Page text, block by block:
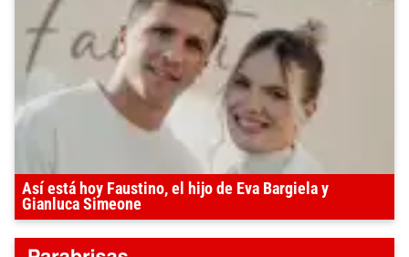
Así está hoy Faustino, el hijo de Eva Bargiela y
Gianluca Simeone